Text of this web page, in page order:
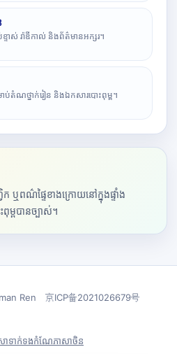
ទាស់ រ៉ាឌីកាល់ និងព័ត៌មានអក្សរ។
ប់តំណថ្នាក់រៀន និងឯកសារបោះពុម្ព។
ឬពណ៌ផ្ទៃខាងក្រោយនៅក្នុងផ្ទាំង
ពុម្ពបានច្បាស់។
Ren 京ICP备2021026679号
ាទាក់ទងកំណែភាសាចិន